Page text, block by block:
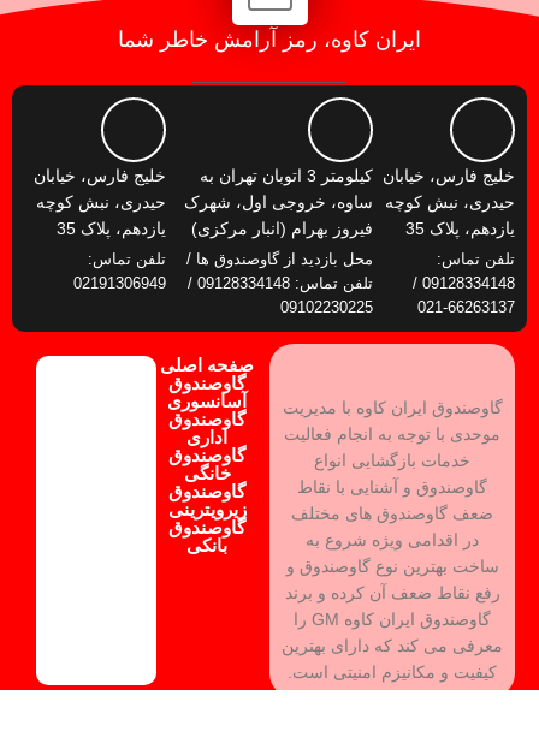
ایران کاوه، رمز آرامش خاطر شما
خلیج فارس، خیابان
حیدری، نبش کوچه
یازدهم، پلاک 35
تلفن تماس:
09128334148 /
66263137-021
کیلومتر 3 اتوبان تهران به
ساوه، خروجی اول، شهرک
فیروز بهرام (انبار مرکزی)
محل بازدید از گاوصندوق ها /
تلفن تماس: 09128334148 /
09102230225
خلیج فارس، خیابان
حیدری، نبش کوچه
یازدهم، پلاک 35
تلفن تماس:
02191306949
گاوصندوق ایران کاوه با مدیریت
موحدی با توجه به انجام فعالیت
خدمات بازگشایی انواع
گاوصندوق و آشنایی با نقاط
ضعف گاوصندوق های مختلف
در اقدامی ویژه شروع به
ساخت بهترین نوع گاوصندوق و
رفع نقاط ضعف آن کرده و برند
گاوصندوق ایران کاوه GM را
معرفی می کند که دارای بهترین
کیفیت و مکانیزم امنیتی است.
صفحه اصلی
گاوصندوق
آسانسوری
گاوصندوق
اداری
گاوصندوق
خانگی
گاوصندوق
زیرویترینی
گاوصندوق
بانکی